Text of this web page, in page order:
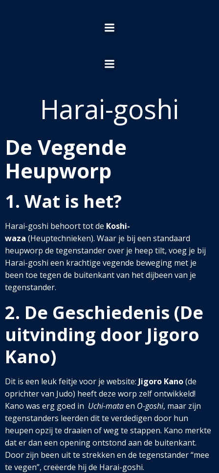
de
Harai-goshi
De Vegende
Heupworp
1. Wat is het?
Harai-goshi behoort tot de Koshi-
waza (Heuptechnieken). Waar je bij een standaard
heupworp de tegenstander over je heep tilt, voeg je bij
Harai-goshi een krachtige vegende beweging met je
been toe tegen de buitenkant van het dijbeen van je
tegenstander.
2. De Geschiedenis (De
uitvinding door Jigoro
Kano)
Dit is een leuk feitje voor je website: Jigoro Kano(de
oprichter van Judo) heeft deze worp zelf ontwikkeld!
Kano was erg goed in Uchi-mataen O-goshi, maar zijn
tegenstanders leerden dit te verdedigen door hun
heupen opzij te draaien of weg te stappen. Kano merkte
dat er dan een opening ontstond aan de buitenkant.
Door zijn been uit te strekken en de tegenstander “mee
te vegen”, creëerde hij de Harai-goshi.